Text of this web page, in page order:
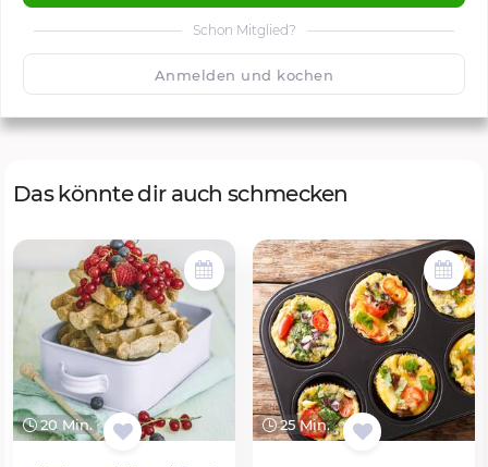
Schon Mitglied?
Anmelden und kochen
🙂 Speichern
Das könnte dir auch schmecken
20 Min. 25 Min.